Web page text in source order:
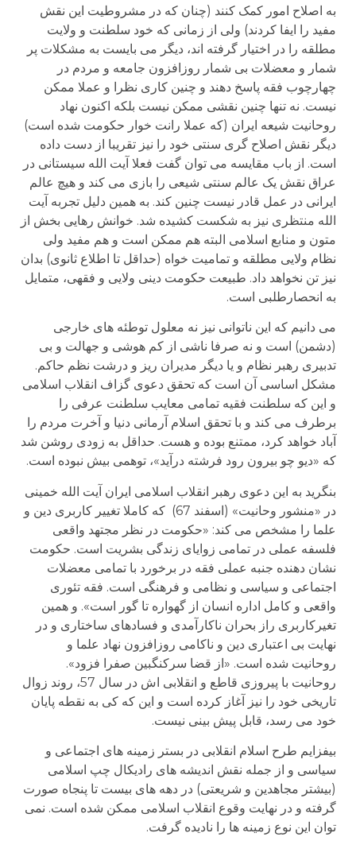
به اصلاح امور کمک کنند (چنان که در مشروطیت این نقش
مفید را ایفا کردند) ولی از زمانی که خود سلطنت و ولایت
مطلقه را در اختیار گرفته اند، دیگر می بایست به مشکلات پر
شمار و معضلات بی شمار روزافزون جامعه و مردم در
چهارچوب فقه پاسخ دهند و چنین کاری نظرا و عملا ممکن
نیست. نه تنها چنین نقشی ممکن نیست بلکه اکنون نهاد
روحانیت شیعه ایران (که عملا رانت خوار حکومت شده است)
دیگر نقش اصلاح گری سنتی خود را نیز تقریبا از دست داده
است. از باب مقایسه می توان گفت فعلا آیت الله سیستانی در
عراق نقش یک عالم سنتی شیعی را بازی می کند و هیچ عالم
ایرانی در عمل قادر نیست چنین کند. به همین دلیل تجربه آیت
الله منتظری نیز به شکست کشیده شد. خوانش رهایی بخش از
متون و منابع اسلامی البته هم ممکن است و هم مفید ولی
نظام ولایی مطلقه و تمامیت خواه (حداقل تا اطلاع ثانوی) بدان
نیز تن نخواهد داد. طبیعت حکومت دینی ولایی و فقهی، متمایل
به انحصارطلبی است.
می دانیم که این ناتوانی نیز نه معلول توطئه های خارجی
(دشمن) است و نه صرفا ناشی از کم هوشی و جهالت و بی
تدبیری رهبر نظام و یا دیگر مدیران ریز و درشت نظم حاکم.
مشکل اساسی آن است که تحقق دعوی گزاف انقلاب اسلامی
و این که سلطنت فقیه تمامی معایب سلطنت عرفی را
برطرف می کند و با تحقق اسلام آرمانی دنیا و آخرت مردم را
آباد خواهد کرد، ممتنع بوده و هست. حداقل به زودی روشن شد
که «دیو چو بیرون رود فرشته درآید»، توهمی بیش نبوده است.
بنگرید به این دعوی رهبر انقلاب اسلامی ایران آیت الله خمینی
در «منشور وحانیت» (اسفند 67) که کاملا تغییر کاربری دین و
علما را مشخص می کند: «حکومت در نظر مجتهد واقعی
فلسفه عملی در تمامی زوایای زندگی بشریت است. حکومت
نشان دهنده جنبه عملی فقه در برخورد با تمامی معضلات
اجتماعی و سیاسی و نظامی و فرهنگی است. فقه تئوری
واقعی و کامل اداره انسان از گهواره تا گور است». و همین
تغیرکاربری راز بحران ناکارآمدی و فسادهای ساختاری و در
نهایت بی اعتباری دین و ناکامی روزافزون نهاد علما و
روحانیت شده است. «از قضا سرکنگبین صفرا فزود».
روحانیت با پیروزی قاطع و انقلابی اش در سال 57، روند زوال
تاریخی خود را نیز آغاز کرده است و این که کی به نقطه پایان
خود می رسد، قابل پیش بینی نیست.
بیفزایم طرح اسلام انقلابی در بستر زمینه های اجتماعی و
سیاسی و از جمله نقش اندیشه های رادیکال چپ اسلامی
(بیشتر مجاهدین و شریعتی) در دهه های بیست تا پنجاه صورت
گرفته و در نهایت وقوع انقلاب اسلامی ممکن شده است. نمی
توان این نوع زمینه ها را نادیده گرفت.